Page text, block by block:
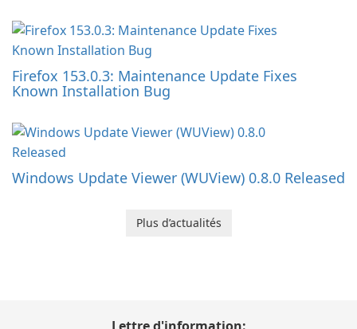
Firefox 153.0.3: Maintenance Update Fixes
Known Installation Bug
Windows Update Viewer (WUView) 0.8.0 Released
Plus d’actualités